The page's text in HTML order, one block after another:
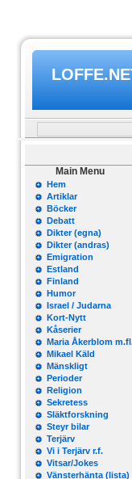
Main Menu
Hem
Artiklar
Böcker
Debatt
Dikter (egna)
Dikter (andras)
Emigration
Estland
Finland
Humor
Israel / Judarna
Kort-Nytt
Kåserier
Maria Åkerblom
Mikael Käld
Mänskligt
Perioder
Religion
Sekretess
Släktforskning
Steyr bilar
Terjärv
Vi i Terjärv r.f.
Vitsar/Jokes
Vänsterhänta (lista)